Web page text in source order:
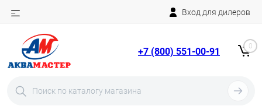
Вход для дилеров
+7 (800) 551-00-91 0